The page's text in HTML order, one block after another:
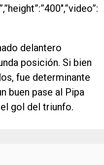
delantero
posición. Si bien
fue determinante
buen pase al Pipa
gol del triunfo.